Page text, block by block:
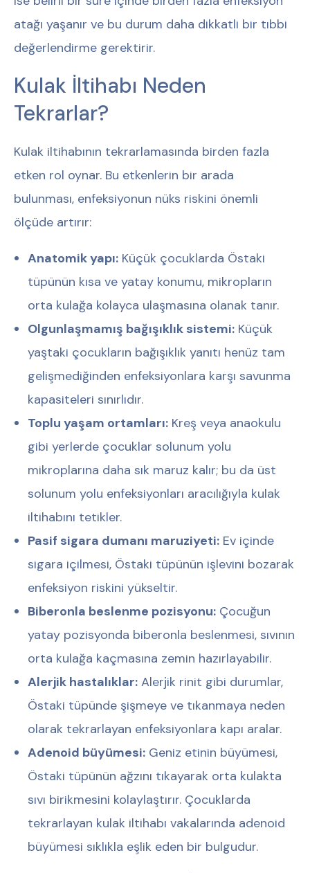
atağı yaşanır ve bu durum daha dikkatli bir tıbbi
değerlendirme gerektirir.
Kulak İltihabı Neden
Tekrarlar?
Kulak iltihabının tekrarlamasında birden fazla
etken rol oynar. Bu etkenlerin bir arada
bulunması, enfeksiyonun nüks riskini önemli
ölçüde artırır:
Anatomik yapı: Küçük çocuklarda Östaki
tüpünün kısa ve yatay konumu, mikropların
orta kulağa kolayca ulaşmasına olanak tanır.
Olgunlaşmamış bağışıklık sistemi: Küçük
yaştaki çocukların bağışıklık yanıtı henüz tam
gelişmediğinden enfeksiyonlara karşı savunma
kapasiteleri sınırlıdır.
Toplu yaşam ortamları: Kreş veya anaokulu
gibi yerlerde çocuklar solunum yolu
mikroplarına daha sık maruz kalır; bu da üst
solunum yolu enfeksiyonları aracılığıyla kulak
iltihabını tetikler.
Pasif sigara dumanı maruziyeti: Ev içinde
sigara içilmesi, Östaki tüpünün işlevini bozarak
enfeksiyon riskini yükseltir.
Biberonla beslenme pozisyonu: Çocuğun
yatay pozisyonda biberonla beslenmesi, sıvının
orta kulağa kaçmasına zemin hazırlayabilir.
Alerjik hastalıklar: Alerjik rinit gibi durumlar,
Östaki tüpünde şişmeye ve tıkanmaya neden
olarak tekrarlayan enfeksiyonlara kapı aralar.
Adenoid büyümesi: Geniz etinin büyümesi,
Östaki tüpünün ağzını tıkayarak orta kulakta
sıvı birikmesini kolaylaştırır. Çocuklarda
tekrarlayan kulak iltihabı vakalarında adenoid
büyümesi sıklıkla eşlik eden bir bulgudur.